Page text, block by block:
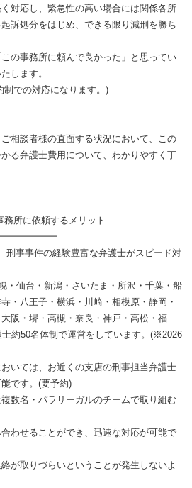
対応し、緊急性の高い場合には関係各所
訴処分をはじめ、できる限り減刑を勝ち
の事務所に頼んで良かった」と思ってい
します。
制での対応になります。)
相談者様の直面する状況において、この
る弁護士費用について、わかりやすく丁
所に依頼するメリット
刑事事件の経験豊富な弁護士がスピード対
・仙台・新潟・さいたま・所沢・千葉・船
・八王子・横浜・川崎・相模原・静岡・
阪・堺・高槻・奈良・神戸・高松・福
約50名体制で運営をしています。(※2026
いては、お近くの支店の刑事担当弁護士
です。(要予約)
数名・パラリーガルのチームで取り組む
わせることができ、迅速な対応が可能で
が取りづらいということが発生しないよ